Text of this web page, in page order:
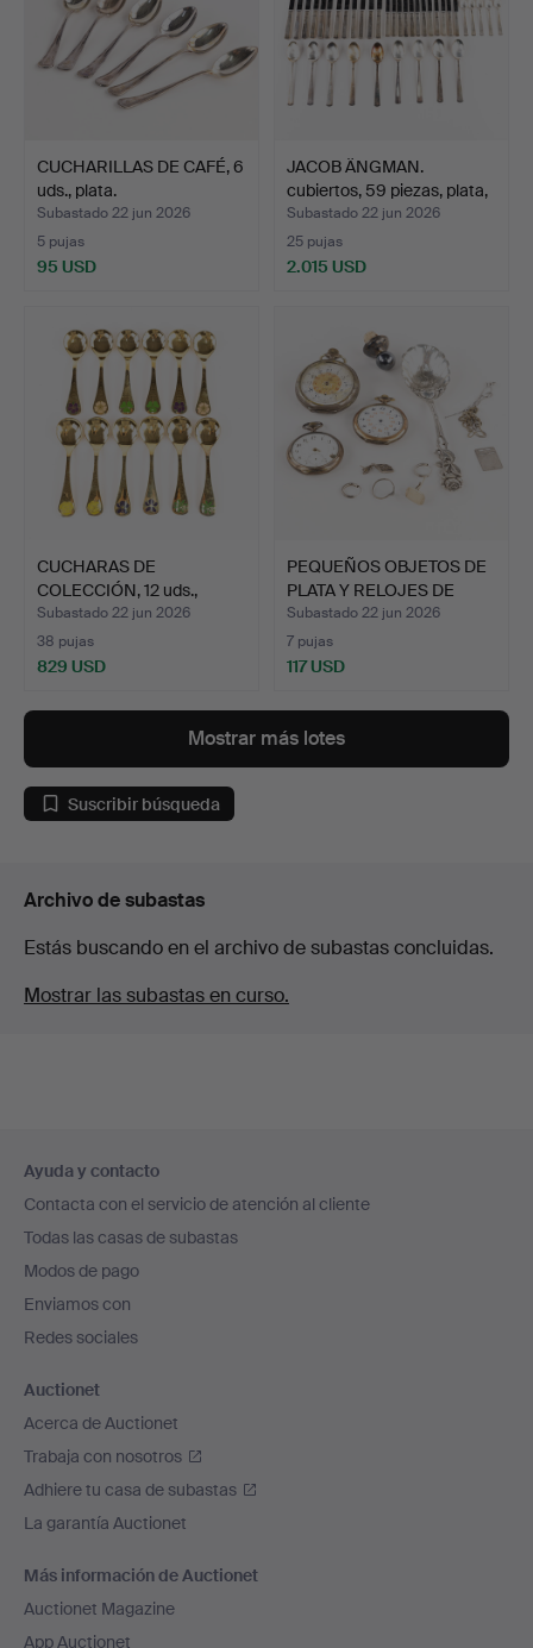
CUCHARILLAS DE CAFÉ, 6
uds., plata.
Subastado 22 jun 2026
5 pujas
95 USD
JACOB ÄNGMAN.
cubiertos, 59 piezas, plata,
…
Subastado 22 jun 2026
25 pujas
2.015 USD
CUCHARAS DE
COLECCIÓN, 12 uds.,
Georg Jens…
Subastado 22 jun 2026
38 pujas
829 USD
PEQUEÑOS OBJETOS DE
PLATA Y RELOJES DE
BOL…
Subastado 22 jun 2026
7 pujas
117 USD
Mostrar más lotes
Suscribir búsqueda
Archivo de subastas
Estás buscando en el archivo de subastas concluidas.
Mostrar las subastas en curso.
en
el
pie
de
página
Ayuda y contacto
Contacta con el servicio de atención al cliente
Todas las casas de subastas
Modos de pago
Enviamos con
Redes sociales
Auctionet
Acerca de Auctionet
Trabaja con nosotros
Adhiere tu casa de subastas
La garantía Auctionet
Más información de Auctionet
Auctionet Magazine
App Auctionet